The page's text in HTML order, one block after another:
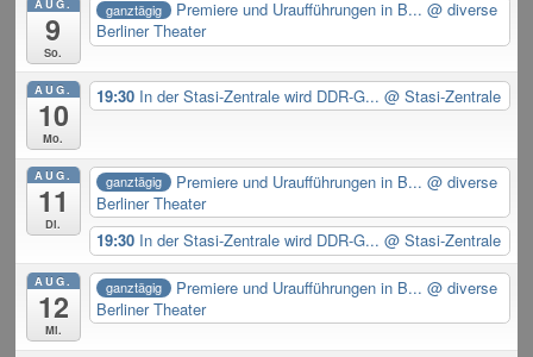
9
So.
ganztägig Premiere und Uraufführungen in B... @ diverse
Berliner Theater
AUG.
10
Mo.
19:30 In der Stasi-Zentrale wird DDR-G...@ Stasi-Zentrale
AUG.
11
Di.
ganztägig Premiere und Uraufführungen in B... @ diverse
Berliner Theater
19:30 In der Stasi-Zentrale wird DDR-G...@ Stasi-Zentrale
AUG.
12
Mi.
ganztägig Premiere und Uraufführungen in B... @ diverse
Berliner Theater